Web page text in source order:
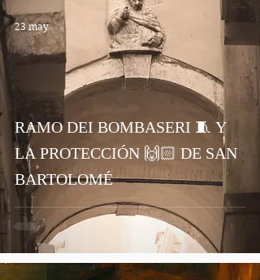
RAMO DEI BOMBASERI 🧵 Y
LA PROTECCIÓN 🙌🏻 DE SAN
BARTOLOMÉ
23 may